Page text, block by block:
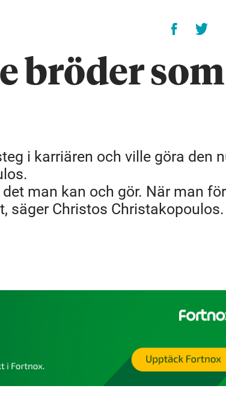
bröder som
i karriären och ville göra den
man kan och gör. När man
säger Christos Christakopoulos.